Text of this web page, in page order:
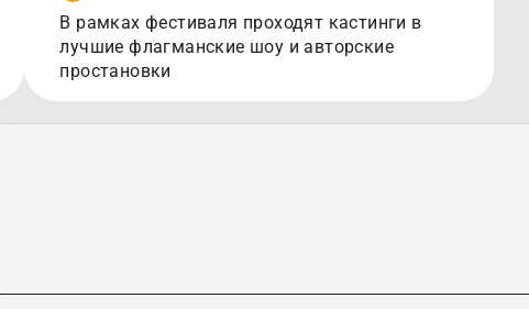
В рамках фестиваля проходят кастинги в
лучшие флагманские шоу и авторские
простановки